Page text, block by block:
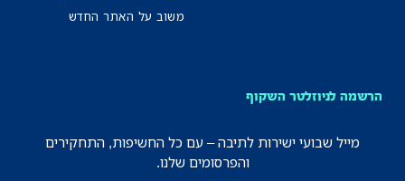
משוב על האתר החדש
הרשמה לניוזלטר השקוף
מייל שבועי ישירות לתיבה – עם כל החשיפות, התחקירים
והפרסומים שלנו.